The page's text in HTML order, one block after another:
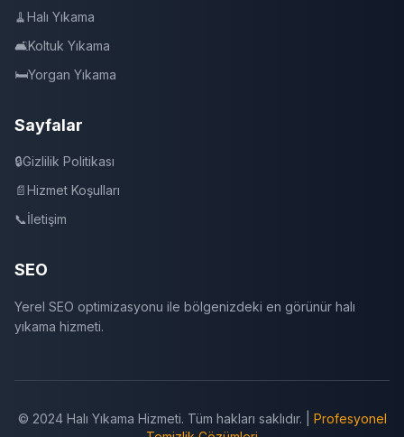
🧹Halı Yıkama
🛋️Koltuk Yıkama
🛏️Yorgan Yıkama
Sayfalar
🔒Gizlilik Politikası
📄Hizmet Koşulları
📞İletişim
SEO
Yerel SEO optimizasyonu ile bölgenizdeki en görünür halı
yıkama hizmeti.
© 2024 Halı Yıkama Hizmeti. Tüm hakları saklıdır. | Profesyonel